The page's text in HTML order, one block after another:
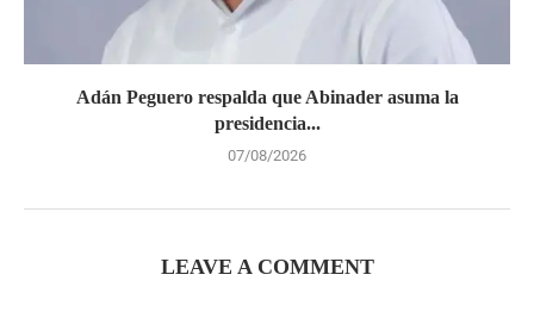
Adán Peguero respalda que Abinader asuma la
presidencia...
07/08/2026
LEAVE A COMMENT